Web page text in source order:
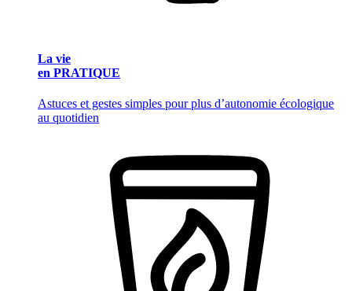
La vie
en PRATIQUE
Astuces et gestes simples pour plus d’autonomie écologique
au quotidien